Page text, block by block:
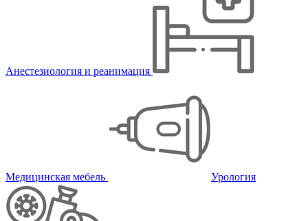
Анестезиология и реанимация
Медицинская мебель Урология